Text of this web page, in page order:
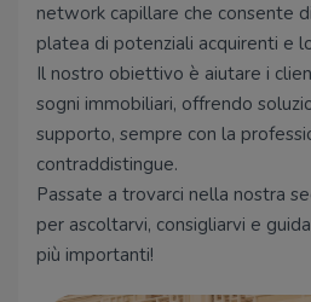
network capillare che consente
platea di potenziali acquirenti e
Il nostro obiettivo è aiutare i
sogni immobiliari, offrendo
supporto, sempre con la
contraddistingue.
Passate a trovarci nella nostra
per ascoltarvi, consigliarvi e
più importanti!